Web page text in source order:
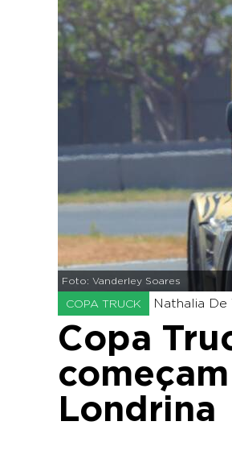
Foto: Vanderley Soares
COPA TRUCK Nathalia De
Copa
Londrina